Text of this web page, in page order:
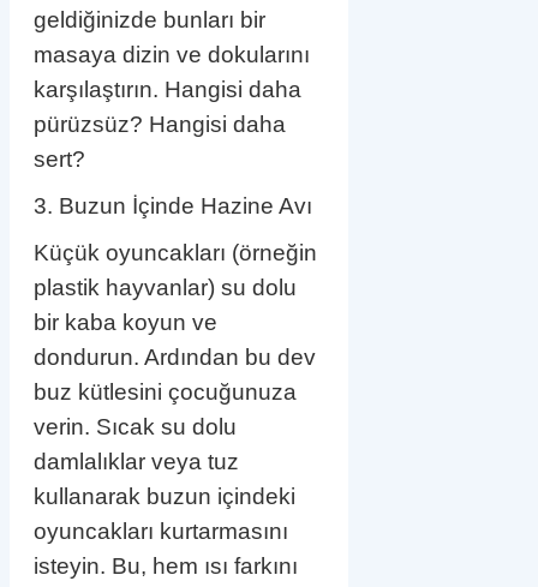
geldiğinizde bunları bir
masaya dizin ve dokularını
karşılaştırın. Hangisi daha
pürüzsüz? Hangisi daha
sert?
3. Buzun İçinde Hazine Avı
Küçük oyuncakları (örneğin
plastik hayvanlar) su dolu
bir kaba koyun ve
dondurun. Ardından bu dev
buz kütlesini çocuğunuza
verin. Sıcak su dolu
damlalıklar veya tuz
kullanarak buzun içindeki
oyuncakları kurtarmasını
isteyin. Bu, hem ısı farkını